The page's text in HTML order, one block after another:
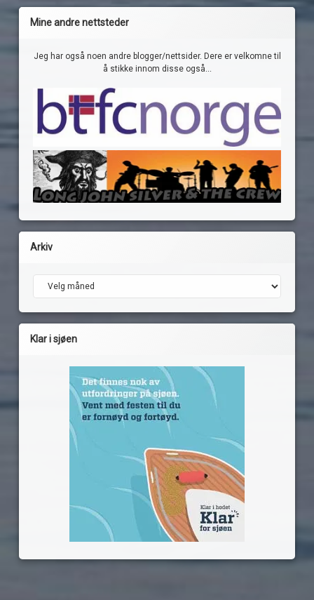
Mine andre nettsteder
Jeg har også noen andre blogger/nettsider. Dere er velkomne til
å stikke innom disse også...
Arkiv
Arkiv
Klar i sjøen